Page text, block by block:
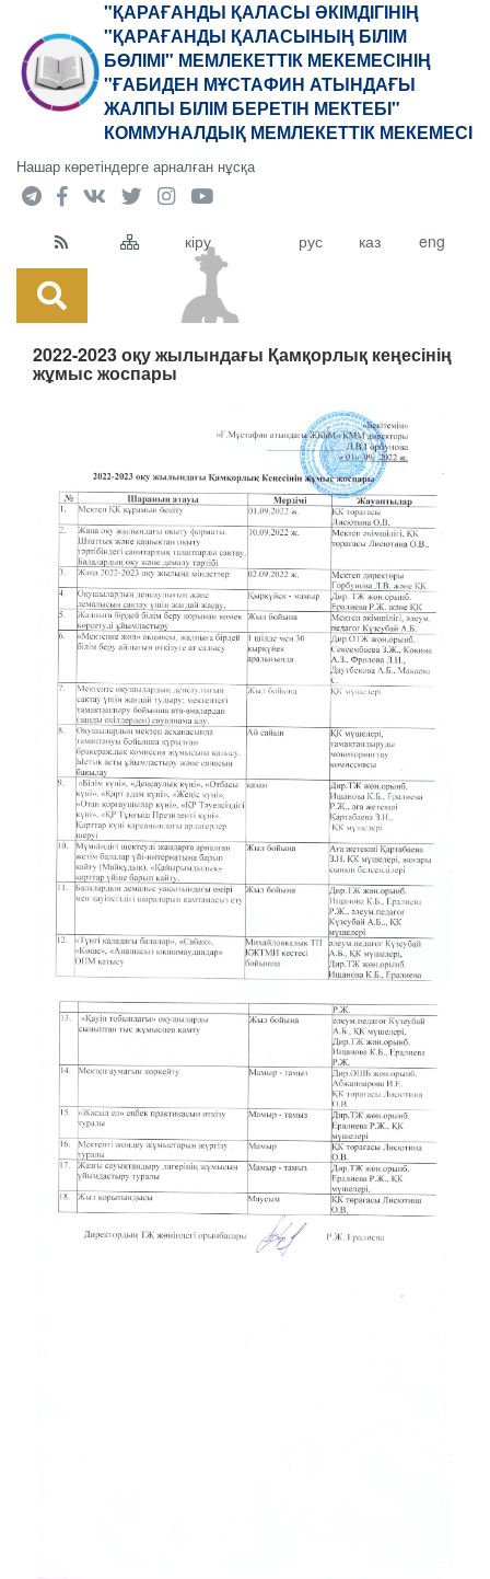
"ҚАРАҒАНДЫ ҚАЛАСЫ ӘКІМДІГІНІҢ
"ҚАРАҒАНДЫ ҚАЛАСЫНЫҢ БІЛІМ
БӨЛІМІ" МЕМЛЕКЕТТІК МЕКЕМЕСІНІҢ
"ҒАБИДЕН МҰСТАФИН АТЫНДАҒЫ
ЖАЛПЫ БІЛІМ БЕРЕТІН МЕКТЕБІ"
КОММУНАЛДЫҚ МЕМЛЕКЕТТІК МЕКЕМЕСІ
Нашар көретіндерге арналған нұсқа
кіру рус каз eng
2022-2023 оқу жылындағы Қамқорлық кеңесінің
жұмыс жоспары